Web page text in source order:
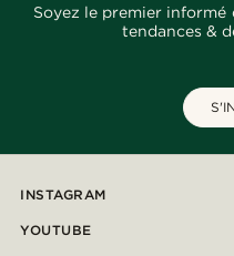
Soyez le premier informé
tendances &
INSTAGRAM
YOUTUBE